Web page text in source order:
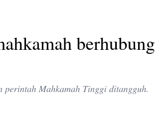
berhubung
perintah Mahkamah Tinggi ditangguh.